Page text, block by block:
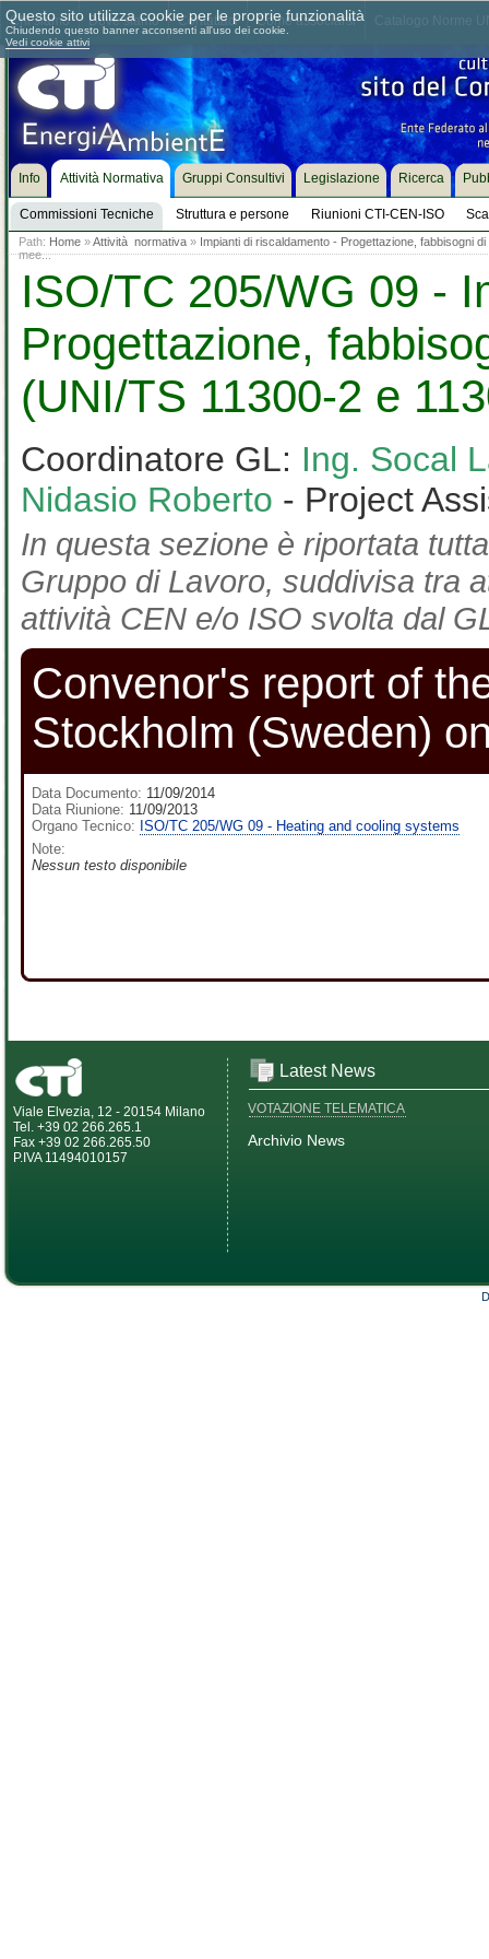
Chi siamo Dove siamo Contattaci Come associarsi
Info Attività Normativa
Commissioni Tecniche Struttura e persone Riunioni CTI-CEN-ISO
Gruppi Consultivi Legislazione Ricerca
Path: Home »Attività normativa » Impianti di riscaldamento - Progettazione, fabbisogni
mee...
ISO/TC 205/WG 09 -
Progettazione,
(UNI/TS 11300-2 e
Coordinatore GL: Ing. Socal
Nidasio Roberto - Project
In questa sezione è riportata
Gruppo di Lavoro, suddivisa tra
attività CEN e/o ISO svolta dal
Convenor's report of
Stockholm (Sweden)
Data Documento: 11/09/2014
Data Riunione: 11/09/2013
Organo Tecnico: ISO/TC 205/WG 09 - Heating and cooling systems
Note:
Nessun testo disponibile
Viale Elvezia, 12 - 20154 Milano
Tel. +39 02 266.265.1
Fax +39 02 266.265.50
P.IVA 11494010157
Latest News
VOTAZIONE TELEMATICA
Archivio News
Questo sito utilizza cookie per le proprie funzionalità
Chiudendo questo banner acconsenti all'uso dei cookie.
Vedi cookie attivi